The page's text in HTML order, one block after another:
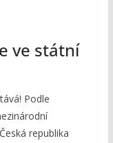
ve státní
Podle
republika